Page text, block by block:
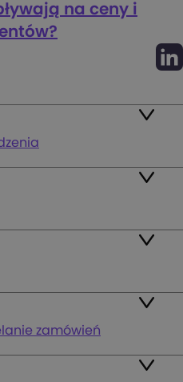
na ceny i
zamówień
wysyłkowych